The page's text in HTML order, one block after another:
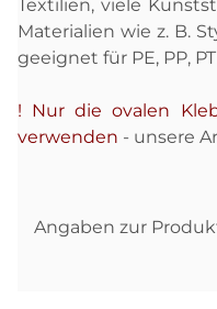
Textilien, viele
Materialien wie z. B.
geeignet für PE, PP,
! Nur die ovalen
verwenden - unsere
Angaben zur